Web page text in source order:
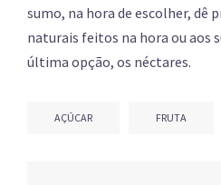
sumo, na hora de escolher, dê
naturais feitos na hora ou aos
última opção, os néctares.
AÇÚCAR FRUTA